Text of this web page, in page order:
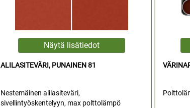
ALILASITEVÄRI, PUNAINEN 81
Nestemäinen alilasiteväri,
sivellintyöskentelyyn, max polttolämpö